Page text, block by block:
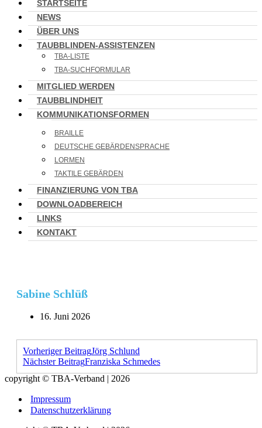
STARTSEITE
NEWS
ÜBER UNS
TAUBBLINDEN-ASSISTENZEN
TBA-LISTE
TBA-SUCHFORMULAR
MITGLIED WERDEN
TAUBBLINDHEIT
KOMMUNIKATIONSFORMEN
BRAILLE
DEUTSCHE GEBÄRDENSPRACHE
LORMEN
TAKTILE GEBÄRDEN
FINANZIERUNG VON TBA
DOWNLOADBEREICH
LINKS
KONTAKT
Sabine Schlüß
16. Juni 2026
Vorheriger BeitragJörg Schlund
Nächster BeitragFranziska Schmedes
copyright © TBA-Verband | 2026
Impressum
Datenschutzerklärung